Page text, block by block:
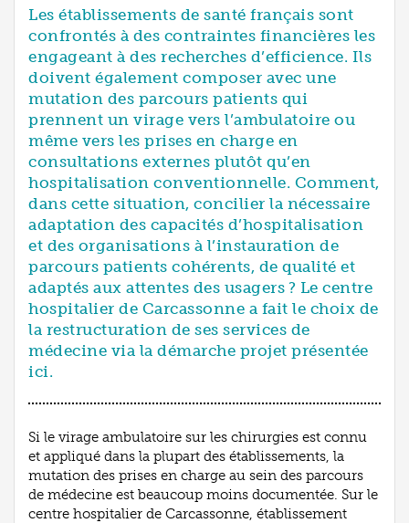
Les établissements de santé français sont
confrontés à des contraintes financières les
engageant à des recherches d’efficience. Ils
doivent également composer avec une
mutation des parcours patients qui
prennent un virage vers l’ambulatoire ou
même vers les prises en charge en
consultations externes plutôt qu’en
hospitalisation conventionnelle. Comment,
dans cette situation, concilier la nécessaire
adaptation des capacités d’hospitalisation
et des organisations à l’instauration de
parcours patients cohérents, de qualité et
adaptés aux attentes des usagers ? Le centre
hospitalier de Carcassonne a fait le choix de
la restructuration de ses services de
médecine via la démarche projet présentée
ici.
Si le virage ambulatoire sur les chirurgies est connu
et appliqué dans la plupart des établissements, la
mutation des prises en charge au sein des parcours
de médecine est beaucoup moins documentée. Sur le
centre hospitalier de Carcassonne, établissement